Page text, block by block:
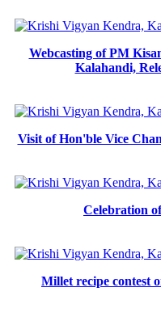
Webcasting of PM
Kalahandi,
Visit of Hon'ble Vice
Celebration
Millet recipe contest